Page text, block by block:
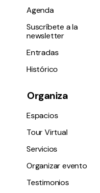
Agenda
Suscríbete a la
newsletter
Entradas
Histórico
Organiza
Espacios
Tour Virtual
Servicios
Organizar evento
Testimonios